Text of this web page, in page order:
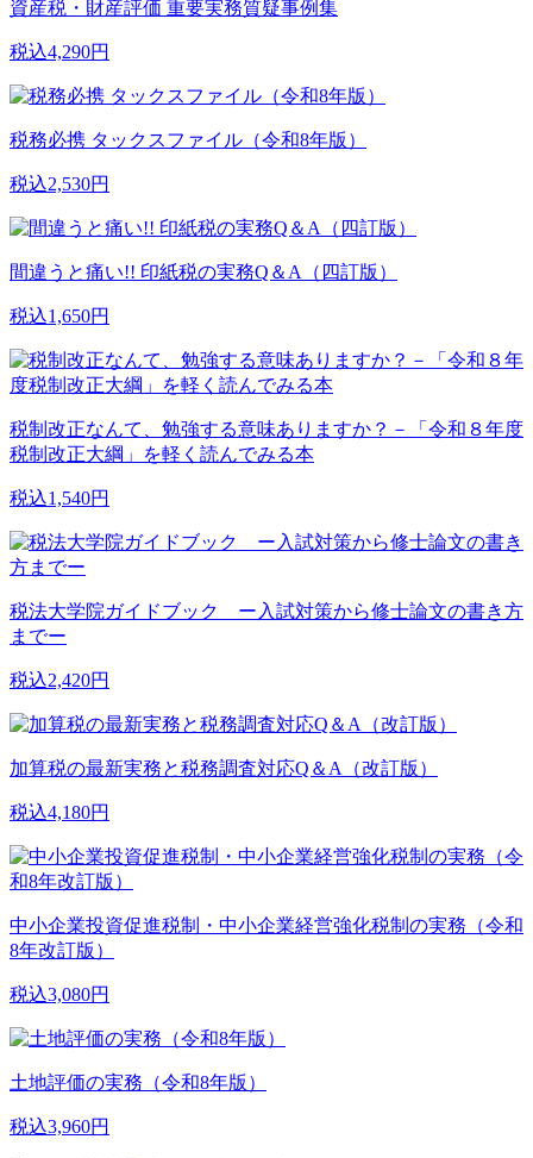
資産税・財産評価 重要実務質疑事例集
税込4,290円
税務必携 タックスファイル（令和8年版）
税込2,530円
間違うと痛い!! 印紙税の実務Q＆A（四訂版）
税込1,650円
税制改正なんて、勉強する意味ありますか？－「令和８年度
税制改正大綱」を軽く読んでみる本
税込1,540円
税法大学院ガイドブック ー入試対策から修士論文の書き方
までー
税込2,420円
加算税の最新実務と税務調査対応Q＆A（改訂版）
税込4,180円
中小企業投資促進税制・中小企業経営強化税制の実務（令和
8年改訂版）
税込3,080円
土地評価の実務（令和8年版）
税込3,960円